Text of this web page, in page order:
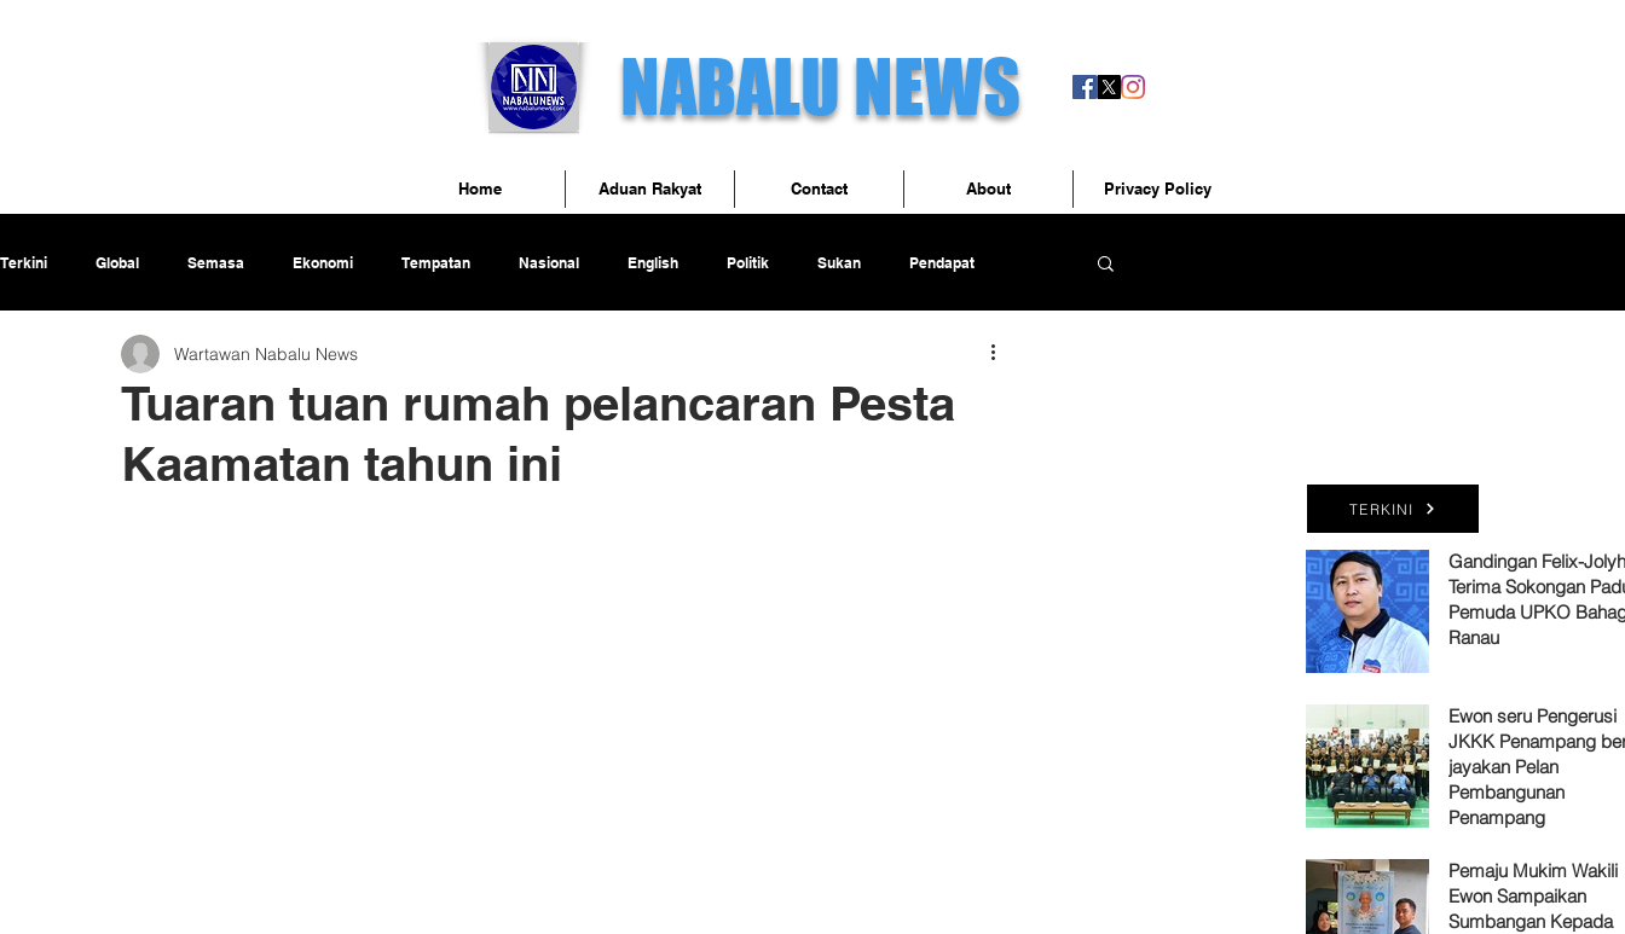
NABALU NEWS
Terkini Global Semasa Ekonomi Tempatan Nasional English Politik Sukan Pendapat
Tuaran tuan rumah pelancaran Pesta
Kaamatan tahun ini
Wartawan Nabalu News
TERKINI
Gandingan Felix-
Terima Sokongan
Pemuda UPKO
Ranau
Ewon seru Pengerusi
JKKK Penampang
jayakan Pelan
Pembangunan
Penampang
Pemaju Mukim Wakili
Ewon Sampaikan
Sumbangan Kepada
Home Aduan Rakyat Contact About Privacy Policy